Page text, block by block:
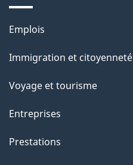
c
e
t
e
a
g
Thèmes
sujets
Emplois
Immigration et citoyenneté
Voyage et tourisme
Entreprises
Prestations